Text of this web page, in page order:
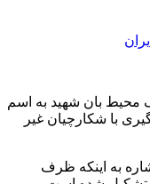
محیط بان شهید به اسم
با شکارچیان غیر
به اینکه ظرف